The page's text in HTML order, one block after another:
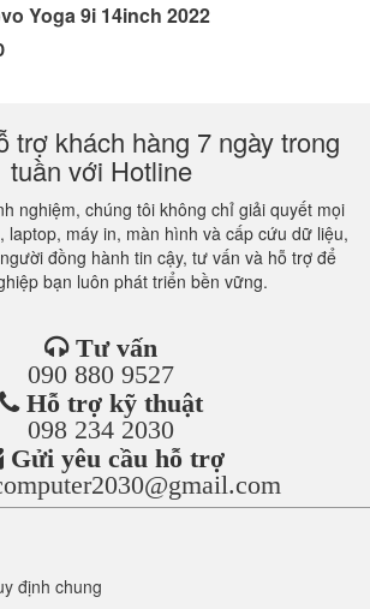
Yoga 9i 14inch 2022
trợ khách hàng 7 ngày trong
tuần với Hotline
nghiệm, chúng tôi không chỉ giải quyết mọi
laptop, máy in, màn hình và cấp cứu dữ liệu,
đồng hành tin cậy, tư vấn và hỗ trợ để
bạn luôn phát triển bền vững.
Tư vấn
090 880 9527
Hỗ trợ kỹ thuật
098 234 2030
Gửi yêu cầu hỗ trợ
định chung